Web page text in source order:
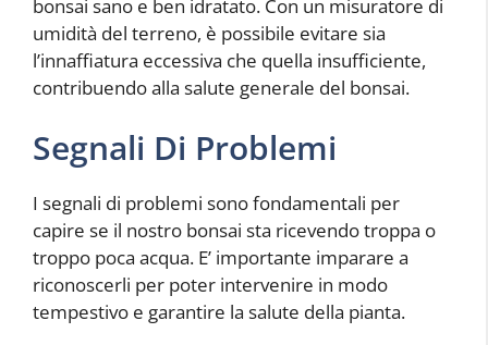
bonsai sano e ben idratato. Con un misuratore di
umidità del terreno, è possibile evitare sia
l’innaffiatura eccessiva che quella insufficiente,
contribuendo alla salute generale del bonsai.
Segnali Di Problemi
I segnali di problemi sono fondamentali per
capire se il nostro bonsai sta ricevendo troppa o
troppo poca acqua. E’ importante imparare a
riconoscerli per poter intervenire in modo
tempestivo e garantire la salute della pianta.